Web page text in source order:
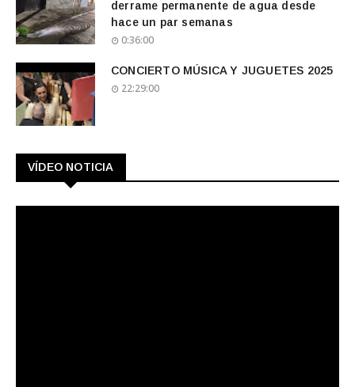
derrame permanente de agua desde
hace un par semanas
0:36:00
CONCIERTO MÚSICA Y JUGUETES 2025
22:29:00
VÍDEO NOTICIA